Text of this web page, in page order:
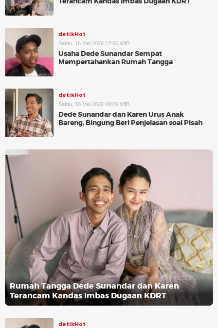
detikHot
Sabtu, 16 Mei 2026 12:06 WIB
Usaha Dede Sunandar Sempat
Mempertahankan Rumah Tangga
detikHot
Sabtu, 16 Mei 2026 09:09 WIB
Dede Sunandar dan Karen Urus Anak
Bareng, Bingung Beri Penjelasan soal Pisah
Rumah Tangga Dede Sunandar dan Karen
Terancam Kandas Imbas Dugaan KDRT
detikHot